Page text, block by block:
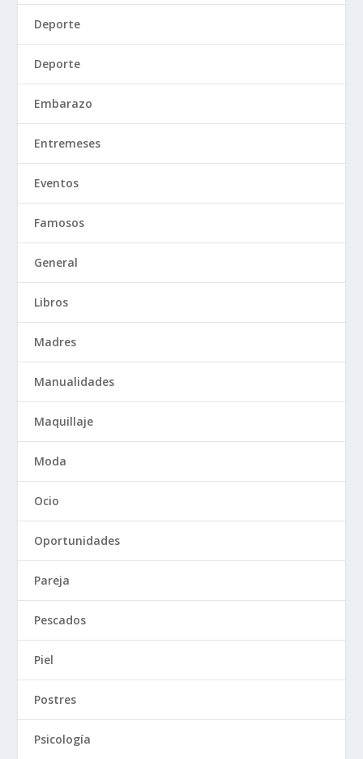
Deporte
Deporte
Embarazo
Entremeses
Eventos
Famosos
General
Libros
Madres
Manualidades
Maquillaje
Moda
Ocio
Oportunidades
Pareja
Pescados
Piel
Postres
Psicología